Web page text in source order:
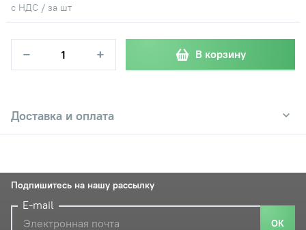
с НДС / за шт
− + В корзину
Доставка и оплата
Подпишитесь на нашу рассылку
E-mail
ОК